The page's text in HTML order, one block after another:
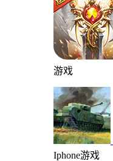
游戏
Iphone游戏